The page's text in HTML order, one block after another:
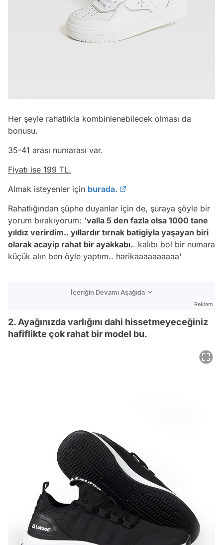
Her şeyle rahatlıkla kombinlenebilecek olması da
bonusu.
35-41 arası numarası var.
Fiyatı ise 199 TL.
Almak isteyenler için burada.
Rahatlığından şüphe duyanlar için de, şuraya şöyle bir
yorum bırakıyorum: 'valla 5 den fazla olsa 1000 tane
yıldız verirdim.. yıllardır tırnak batigiyla yaşayan biri
olarak acayip rahat bir ayakkabı.. kalıbı bol bir numara
küçük alın ben öyle yaptım.. harikaaaaaaaaaa'
İçeriğin Devamı Aşağıda
Reklam
2. Ayağınızda varlığını dahi hissetmeyeceğiniz
hafiflikte çok rahat bir model bu.